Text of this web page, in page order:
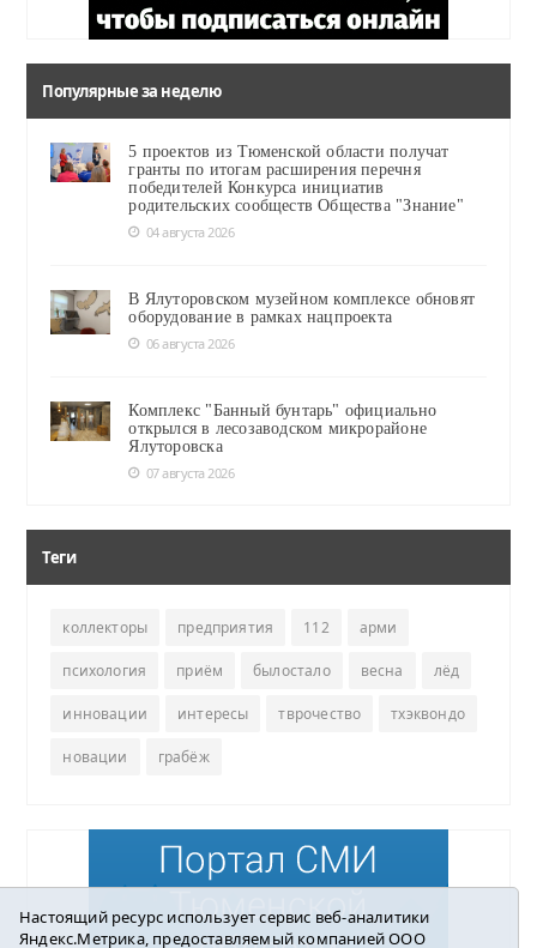
Популярные за неделю
5 проектов из Тюменской области получат
гранты по итогам расширения перечня
победителей Конкурса инициатив
родительских сообществ Общества "Знание"
04 августа 2026
В Ялуторовском музейном комплексе обновят
оборудование в рамках нацпроекта
06 августа 2026
Комплекс "Банный бунтарь" официально
открылся в лесозаводском микрорайоне
Ялуторовска
07 августа 2026
Теги
коллекторы предприятия 112 арми
психология приём былостало весна лёд
инновации интересы тврочество тхэквондо
новации грабёж
Настоящий ресурс использует сервис веб-аналитики
Яндекс.Метрика, предоставляемый компанией ООО